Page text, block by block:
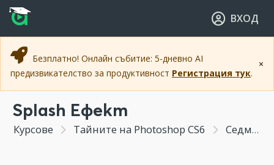
Прескочи към основното съдържание
Прескочи към навигацията
ВХОД
×
Безплатно! Онлайн събитие: 5-дневно AI
предизвикателство за продуктивност Регистрация тук.
Splash Ефект
Курсове Тайните на Photoshop CS6 Седмица 6 - Как се прави във Photoshop